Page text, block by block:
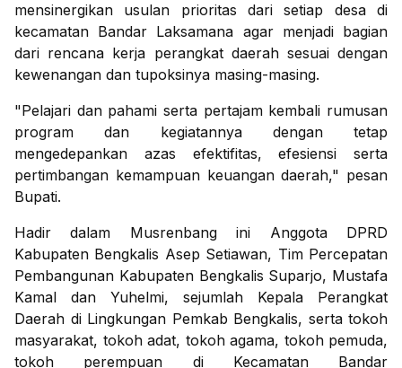
mensinergikan usulan prioritas dari setiap desa di
kecamatan Bandar Laksamana agar menjadi bagian
dari rencana kerja perangkat daerah sesuai dengan
kewenangan dan tupoksinya masing-masing.
"Pelajari dan pahami serta pertajam kembali rumusan
program dan kegiatannya dengan tetap
mengedepankan azas efektifitas, efesiensi serta
pertimbangan kemampuan keuangan daerah," pesan
Bupati.
Hadir dalam Musrenbang ini Anggota DPRD
Kabupaten Bengkalis Asep Setiawan, Tim Percepatan
Pembangunan Kabupaten Bengkalis Suparjo, Mustafa
Kamal dan Yuhelmi, sejumlah Kepala Perangkat
Daerah di Lingkungan Pemkab Bengkalis, serta tokoh
masyarakat, tokoh adat, tokoh agama, tokoh pemuda,
tokoh perempuan di Kecamatan Bandar